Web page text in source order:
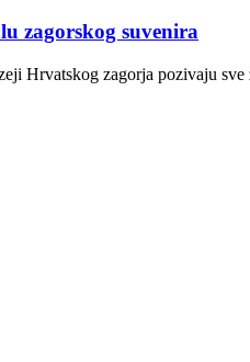
zagorskog suvenira
Hrvatskog zagorja pozivaju